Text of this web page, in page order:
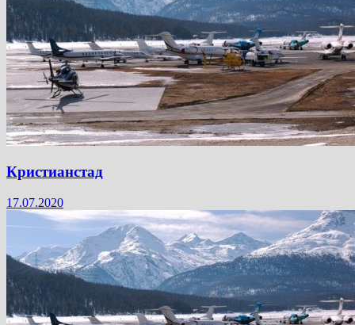
Кристианстад
17.07.2020